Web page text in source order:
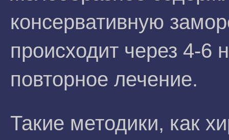
консервативную
происходит через 4-6
повторное лечение.
Такие методики, как